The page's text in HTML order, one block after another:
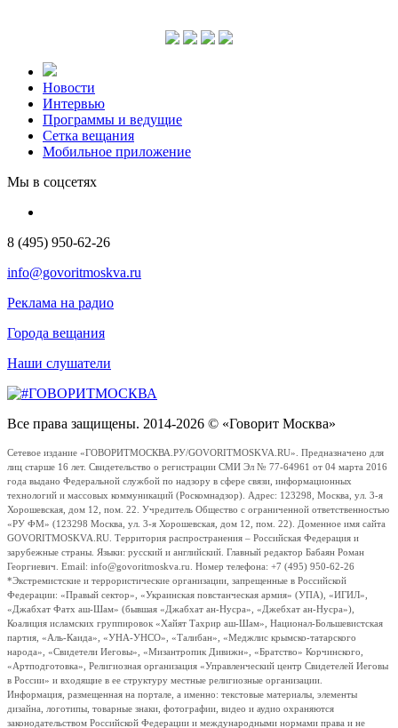
Новости
Интервью
Программы и ведущие
Сетка вещания
Мобильное приложение
Мы в соцсетях
8 (495) 950-62-26
info@govoritmoskva.ru
Реклама на радио
Города вещания
Наши слушатели
Все права защищены. 2014-2026 © «Говорит Москва»
Сетевое издание «ГОВОРИТМОСКВА.РУ/GOVORITMOSKVA.RU». Предназначено для
лиц старше 16 лет. Свидетельство о регистрации СМИ Эл № 77-64961 от 04 марта 2016
года выдано Федеральной службой по надзору в сфере связи, информационных
технологий и массовых коммуникаций (Роскомнадзор). Адрес: 123298, Москва, ул. 3-я
Хорошевская, дом 12, пом. 22. Учредитель Общество с ограниченной ответственностью
«РУ ФМ» (123298 Москва, ул. 3-я Хорошевская, дом 12, пом. 22). Доменное имя сайта
GOVORITMOSKVA.RU. Территория распространения – Российская Федерация и
зарубежные страны. Языки: русский и английский. Главный редактор Бабаян Роман
Георгиевич. Email: info@govoritmoskva.ru. Номер телефона: +7 (495) 950-62-26
*Экстремистские и террористические организации, запрещенные в Российской
Федерации: «Правый сектор», «Украинская повстанческая армия» (УПА), «ИГИЛ»,
«Джабхат Фатх аш-Шам» (бывшая «Джабхат ан-Нусра», «Джебхат ан-Нусра»),
Коалиция исламских группировок «Хайят Тахрир аш-Шам», Национал-Большевистская
партия, «Аль-Каида», «УНА-УНСО», «Талибан», «Меджлис крымско-татарского
народа», «Свидетели Иеговы», «Мизантропик Дивижн», «Братство» Корчинского,
«Артподготовка», Религиозная организация «Управленческий центр Свидетелей Иеговы
в России» и входящие в ее структуру местные религиозные организации.
Информация, размещенная на портале, а именно: текстовые материалы, элементы
дизайна, логотипы, товарные знаки, фотографии, видео и аудио охраняются
законодательством Российской Федерации и международными нормами права и не